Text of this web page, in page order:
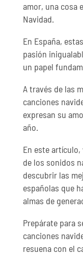
amor, una cosa
Navidad.
En España,
pasión
un papel
A través de las
canciones
expresan su
año.
En este
de los sonidos
descubrir las
españolas que
almas de
Prepárate para
canciones
resuena con el